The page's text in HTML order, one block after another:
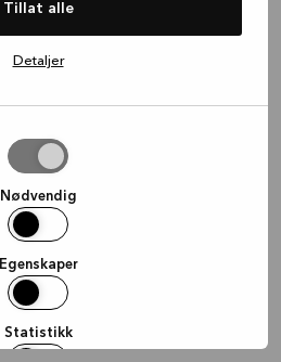
Tillat alle
Detaljer
Nødvendig
Egenskaper
Statistikk